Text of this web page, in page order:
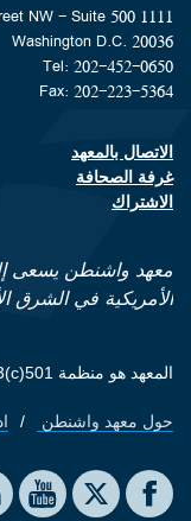
1111 19th Street NW - Suite 500
Washington D.C. 20036
Tel: 202-452-0650
Fax: 202-223-5364
contact links
الاتصال بالمعهد
غرفة الصحافة
الاشتراك
معهد واشنطن يسعى
الأمريكية في الشرق
المعهد هو منظمة 501(c)3 ؛ جميع التبرعات معفاة من الضرائب.
quick links
حول معهد واشنطن
Social media
on Facebook
on X